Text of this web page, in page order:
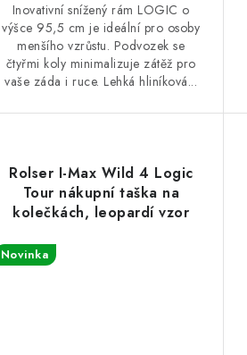
Inovativní snížený rám LOGIC o
výšce 95,5 cm je ideální pro osoby
menšího vzrůstu. Podvozek se
čtyřmi koly minimalizuje zátěž pro
vaše záda i ruce. Lehká hliníková...
Rolser I-Max Wild 4 Logic
Tour nákupní taška na
kolečkách, leopardí vzor
Novinka